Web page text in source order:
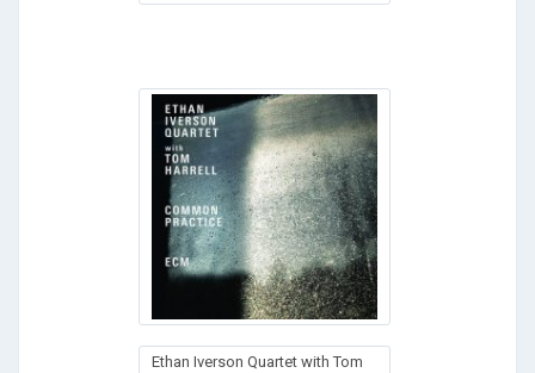
Ethan Iverson Quartet with Tom